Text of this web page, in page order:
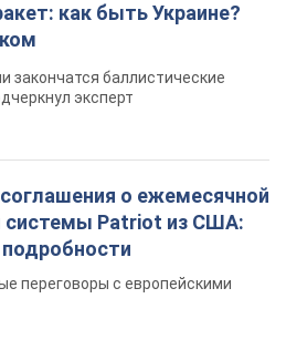
как быть Украине?
закончатся баллистические
эксперт
о ежемесячной
системы Patriot из США:
переговоры с европейскими